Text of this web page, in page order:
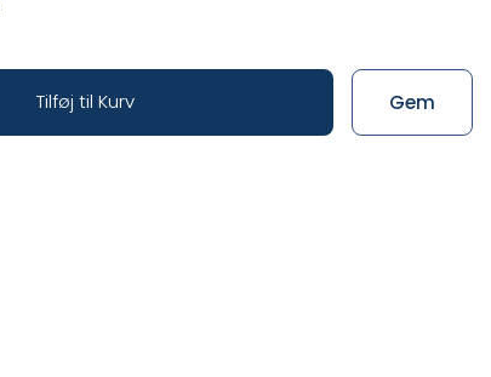
Tilføj til Kurv Gem